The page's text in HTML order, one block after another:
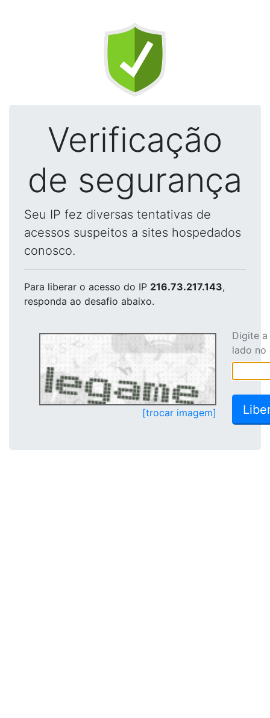
Verificação
de segurança
Seu IP fez diversas tentativas de
acessos suspeitos a sites hospedados
conosco.
Para liberar o acesso do IP 216.73.217.143,
responda ao desafio abaixo.
[trocar imagem]
Digite
lado no